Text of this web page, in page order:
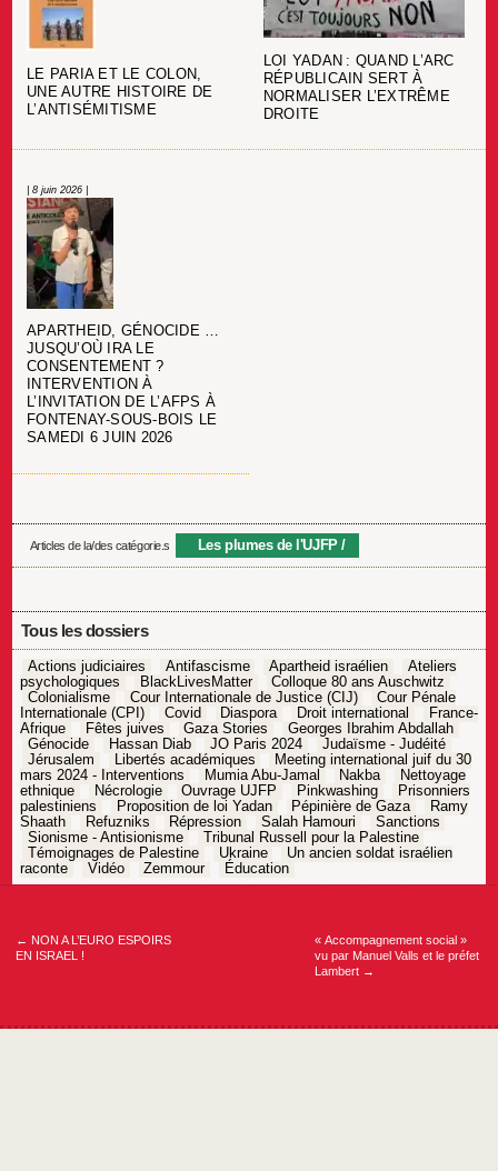
LE PARIA ET LE COLON,
UNE AUTRE HISTOIRE DE
L’ANTISÉMITISME
LOI YADAN : QUAND L’ARC
RÉPUBLICAIN SERT À
NORMALISER L’EXTRÊME
DROITE
| 8 juin 2026 |
APARTHEID, GÉNOCIDE …
JUSQU’OÙ IRA LE
CONSENTEMENT ?
INTERVENTION À
L’INVITATION DE L’AFPS À
FONTENAY-SOUS-BOIS LE
SAMEDI 6 JUIN 2026
Articles de la/des catégorie.s Les plumes de l'UJFP
Tous les dossiers
Actions judiciaires Antifascisme Apartheid israélien
Ateliers
psychologiques
BlackLivesMatter
Colloque 80 ans Auschwitz
Colonialisme
Cour Internationale de Justice (CIJ)
Cour Pénale
Internationale (CPI)
Covid Diaspora Droit international
France-
Afrique
Fêtes juives Gaza Stories
Georges Ibrahim Abdallah
Génocide
Hassan Diab JO Paris 2024
Judaïsme - Judéité
Jérusalem
Libertés académiques
Meeting international juif du 30
mars 2024 - Interventions
Mumia Abu-Jamal Nakba
Nettoyage
ethnique
Nécrologie Ouvrage UJFP Pinkwashing
Prisonniers
palestiniens
Proposition de loi Yadan Pépinière de Gaza
Ramy
Shaath
Refuzniks Répression Salah Hamouri
Sanctions
Sionisme - Antisionisme
Tribunal Russell pour la Palestine
Témoignages de Palestine
Ukraine
Un ancien soldat israélien
raconte
Vidéo Zemmour Éducation
Navigation
← NON A L’EURO ESPOIRS
EN ISRAEL !
« Accompagnement social »
vu par Manuel Valls et le préfet
Lambert →